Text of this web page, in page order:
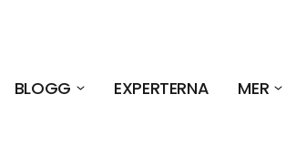
BLOGG EXPERTERNA MER